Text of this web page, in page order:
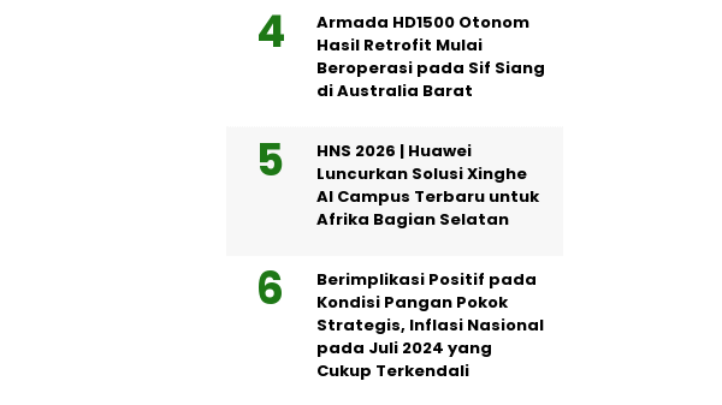
Armada HD1500 Otonom
Hasil Retrofit Mulai
Beroperasi pada Sif Siang
di Australia Barat
HNS 2026 | Huawei
Luncurkan Solusi Xinghe
AI Campus Terbaru untuk
Afrika Bagian Selatan
Berimplikasi Positif pada
Kondisi Pangan Pokok
Strategis, Inflasi Nasional
pada Juli 2024 yang
Cukup Terkendali